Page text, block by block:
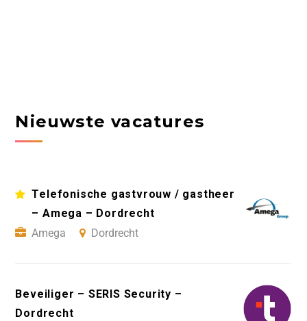
Nieuwste vacatures
Telefonische gastvrouw / gastheer
– Amega – Dordrecht
Amega
Dordrecht
Beveiliger – SERIS Security –
Dordrecht